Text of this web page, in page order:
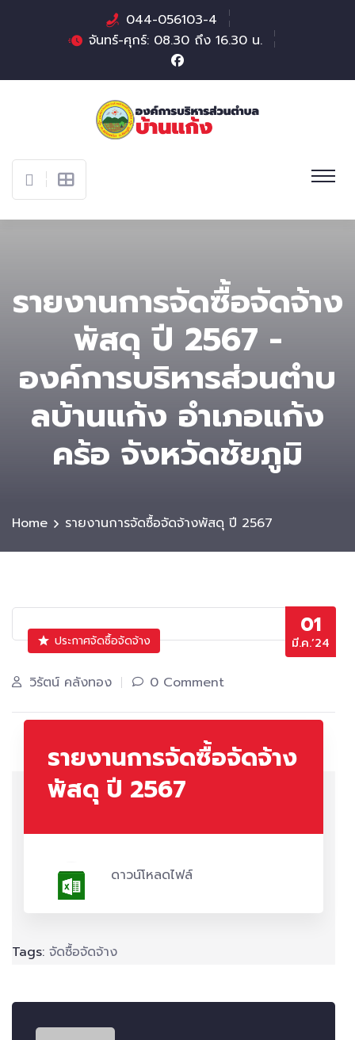
044-056103-4
จันทร์-ศุกร์: 08.30 ถึง 16.30 น.
รายงานการจัดซื้อจัดจ้าง
พัสดุ ปี 2567 -
องค์การบริหารส่วนตําบ
ลบ้านแก้ง อำเภอแก้ง
คร้อ จังหวัดชัยภูมิ
Home รายงานการจัดซื้อจัดจ้างพัสดุ ปี 2567
01
มี.ค.’24
ประกาศจัดซื้อจัดจ้าง
วิรัตน์ คลังทอง 0 Comment
รายงานการจัดซื้อจัดจ้าง
พัสดุ ปี 2567
ดาวน์โหลดไฟล์
Tags: จัดซื้อจัดจ้าง